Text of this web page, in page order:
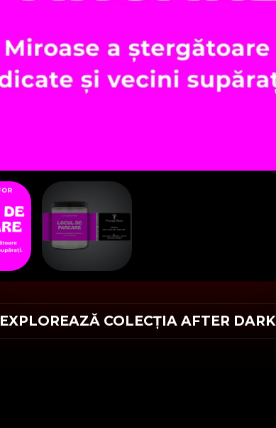
EXPLOREAZĂ COLECȚIA AFTER DARK